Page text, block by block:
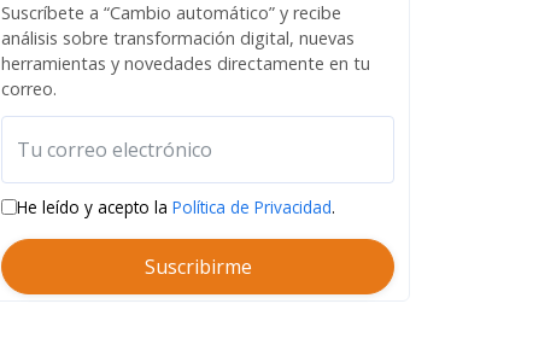
Suscríbete a “Cambio automático” y recibe
análisis sobre transformación digital, nuevas
herramientas y novedades directamente en tu
correo.
He leído y acepto la Política de Privacidad.
Suscribirme